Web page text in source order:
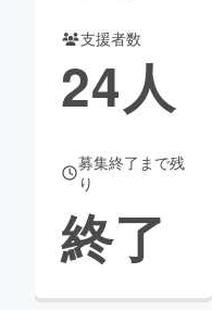
CAMPFIRE Creation
コミュニティ
支援者数
24人
募集終了まで残
り
終了